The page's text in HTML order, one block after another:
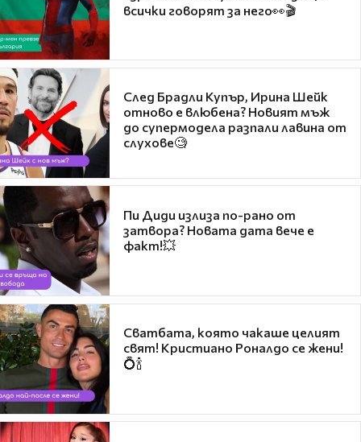
всички говорят за него👀🎬
След Брадли Купър, Ирина Шейк
отново е влюбена? Новият мъж
до супермодела разпали лавина от
слухове🧐
Пи Диди излиза по-рано от
затвора? Новата дата вече е
факт!💥
Сватбата, която чакаше целият
свят! Кристиано Роналдо се жени!
💍🍾